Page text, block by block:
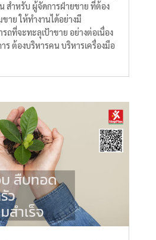
สำหรับ ผู้จัดการฝ่ายขาย ที่ต้อง
าย ให้ทำงานได้อย่างมี
ถที่จะทะลุเป้าขาย อย่างต่อเนื่อง
ร ต้องบริหารคน บริหารเครื่องมือ